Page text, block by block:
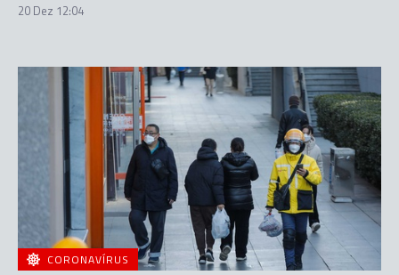
20 Dez 12:04
CORONAVÍRUS